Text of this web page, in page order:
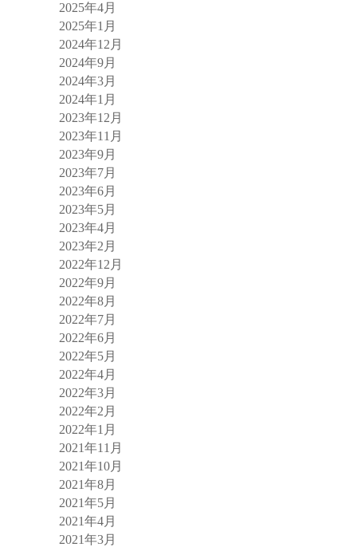
2025年4月
2025年1月
2024年12月
2024年9月
2024年3月
2024年1月
2023年12月
2023年11月
2023年9月
2023年7月
2023年6月
2023年5月
2023年4月
2023年2月
2022年12月
2022年9月
2022年8月
2022年7月
2022年6月
2022年5月
2022年4月
2022年3月
2022年2月
2022年1月
2021年11月
2021年10月
2021年8月
2021年5月
2021年4月
2021年3月